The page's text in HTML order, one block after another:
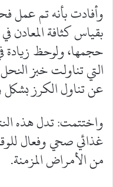
وأفادت بأنه تم عمل
بقياس كثافة المعادن
حجمها، ولوحظ زيادة
التي تناولت خبز
عن تناول الكرز
واختتمت: تدل هذه
غذائي صحي وفعال
من الأمراض المزمنة.